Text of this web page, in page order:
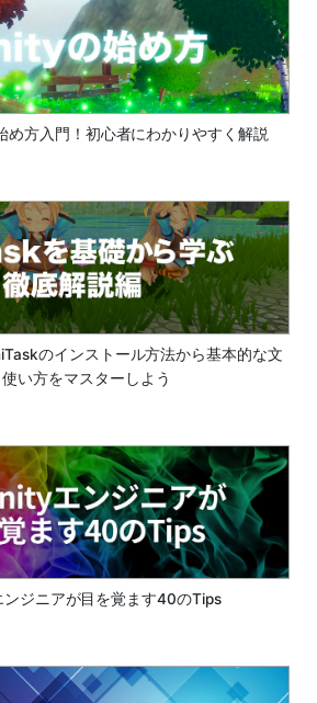
め方入門！初心者にわかりやすく解説
のインストール方法から基本的な文
い方をマスターしよう
ジニアが目を覚ます40のTips